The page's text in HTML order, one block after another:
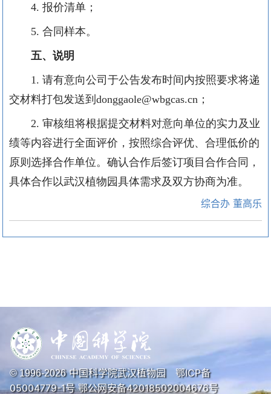
4. 报价清单；
5. 合同样本。
五、说明
1 . 请有意向公司于公告发布时间内按照要求将递
交材料打包发送到 donggaole@wbgcas.cn ；
2. 审核组将根据提交材料对意向单位的实力及业
绩等内容进行全面评价，按照综合评优、合理低价的
原则选择合作单位。确认合作后签订项目合作合同，
具体合作以武汉植物园具体需求及双方协商为准。
综合办 董高乐
© 1996-2026中国科学院武汉植物园 鄂ICP备
05004779-1号鄂公网安备42018502004676号